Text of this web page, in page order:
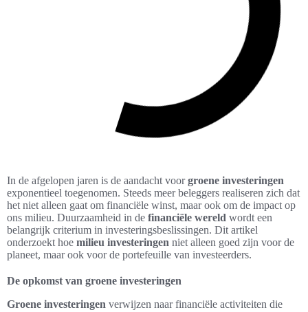
In de afgelopen jaren is de aandacht voorgroene investeringen
exponentieel toegenomen. Steeds meer beleggers realiseren zich dat
het niet alleen gaat om financiële winst, maar ook om de impact op
ons milieu. Duurzaamheid in de financiële wereld wordt een
belangrijk criterium in investeringsbeslissingen. Dit artikel
onderzoekt hoe milieu investeringen niet alleen goed zijn voor de
planeet, maar ook voor de portefeuille van investeerders.
De opkomst van groene investeringen
Groene investeringen verwijzen naar financiële activiteiten die